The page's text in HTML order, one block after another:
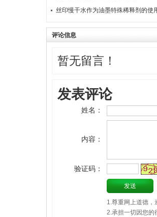
丝印慢干水作为油墨特殊稀释剂的使
评论信息
暂无留言！
发表评论
姓名：
内容：
验证码：
1.尊重网上道德，
2.承担一切因您的